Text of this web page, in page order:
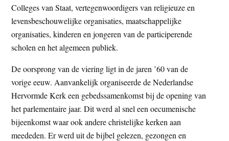
Colleges van Staat, vertegenwoordigers van religieuze en
levensbeschouwelijke organisaties, maatschappelijke
organisaties, kinderen en jongeren van de participerende
scholen en het algemeen publiek.
De oorsprong van de viering ligt in de jaren ’60 van de
vorige eeuw. Aanvankelijk organiseerde de Nederlandse
Hervormde Kerk een gebedssamenkomst bij de opening van
het parlementaire jaar. Dit werd al snel een oecumenische
bijeenkomst waar ook andere christelijke kerken aan
meededen. Er werd uit de bijbel gelezen, gezongen en